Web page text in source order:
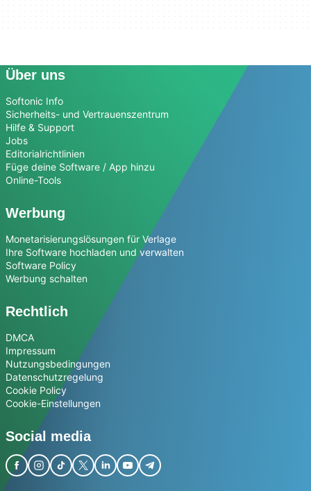
Über uns
Softonic Info
Sicherheits- und Vertrauenszentrum
Hilfe & Support
Jobs
Editorialrichtlinien
Füge deine Software / App hinzu
Online-Tools
Werbung
Monetarisierungslösungen für Verlage
Ihre Software hochladen und verwalten
Software Policy
Werbung schalten
Rechtlich
DMCA
Impressum
Nutzungsbedingungen
Datenschutzregelung
Cookie Policy
Cookie-Einstellungen
Social media